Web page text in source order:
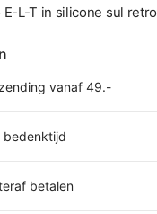
E-L-T in silicone sul retro
vanaf 49.-
bedenktijd
betalen